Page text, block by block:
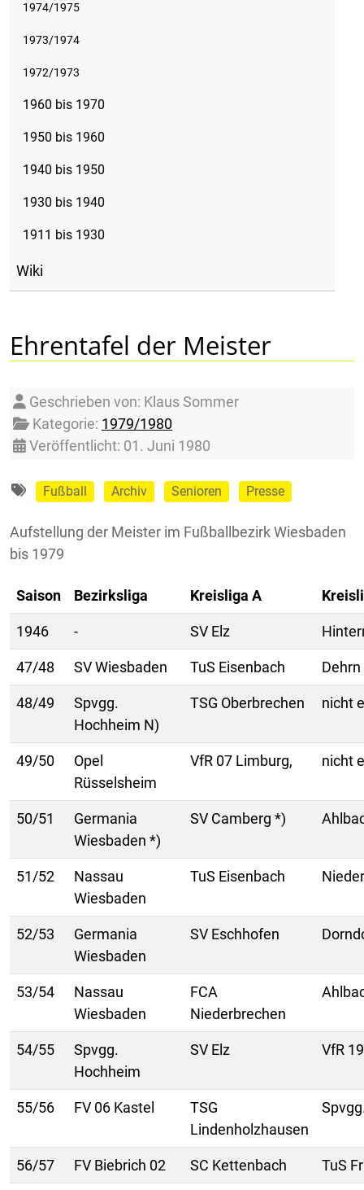
1974/1975
1973/1974
1972/1973
1960 bis 1970
1950 bis 1960
1940 bis 1950
1930 bis 1940
1911 bis 1930
Wiki
Ehrentafel der Meister
Details
Geschrieben von: Klaus Sommer
Kategorie: 1979/1980
Veröffentlicht: 01. Juni 1980
Fußball Archiv Senioren Presse
Aufstellung der Meister im Fußballbezirk Wiesbaden
bis 1979
Saison Bezirksliga Kreisliga A
1946 - SV Elz
47/48 SV Wiesbaden TuS Eisenbach Dehrn
48/49
Spvgg.
Hochheim N)
TSG Oberbrechen nicht
49/50
Opel
Rüsselsheim
VfR 07 Limburg, nicht
50/51
Germania
Wiesbaden *)
SV Camberg *)
51/52
Nassau
Wiesbaden
TuS Eisenbach
52/53
Germania
Wiesbaden
SV Eschhofen
53/54
Nassau
Wiesbaden
FCA
Niederbrechen
54/55
Spvgg.
Hochheim
SV Elz VfR
55/56 FV 06 Kastel
TSG
Lindenholzhausen
56/57 FV Biebrich 02 SC Kettenbach TuS